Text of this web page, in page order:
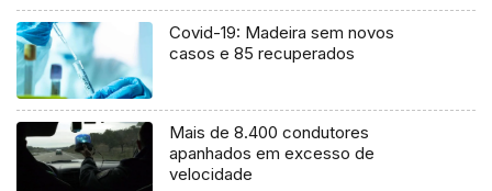
Covid-19: Madeira sem novos
casos e 85 recuperados
Mais de 8.400 condutores
apanhados em excesso de
velocidade